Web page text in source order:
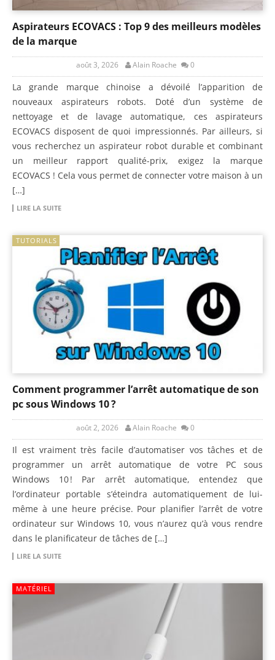
Aspirateurs ECOVACS : Top 9 des meilleurs modèles
de la marque
août 3, 2026 Alain Roache 0
La grande marque chinoise a dévoilé l’apparition de
nouveaux aspirateurs robots. Doté d’un système de
nettoyage et de lavage automatique, ces aspirateurs
ECOVACS disposent de quoi impressionnés. Par ailleurs, si
vous recherchez un aspirateur robot durable et combinant
un meilleur rapport qualité-prix, exigez la marque
ECOVACS ! Cela vous permet de connecter votre maison à un
[…]
LIRE LA SUITE
TUTORIALS
Comment programmer l’arrêt automatique de son
pc sous Windows 10 ?
août 2, 2026 Alain Roache 0
Il est vraiment très facile d’automatiser vos tâches et de
programmer un arrêt automatique de votre PC sous
Windows 10 ! Par arrêt automatique, entendez que
l’ordinateur portable s’éteindra automatiquement de lui-
même à une heure précise. Pour planifier l’arrêt de votre
ordinateur sur Windows 10, vous n’aurez qu’à vous rendre
dans le planificateur de tâches de […]
LIRE LA SUITE
MATÉRIEL